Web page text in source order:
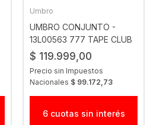
Los más vendidos
Mejor Valoradas
A - Z
Z - A
Fecha de lanzamiento
Mejor Descuento
Umbro
UMBRO CONJUNTO -
13L00563 777 TAPE CLUB
AZUL
$ 119.999,00
Precio sin Impuestos
Nacionales $ 99.172,73
6 cuotas sin interés